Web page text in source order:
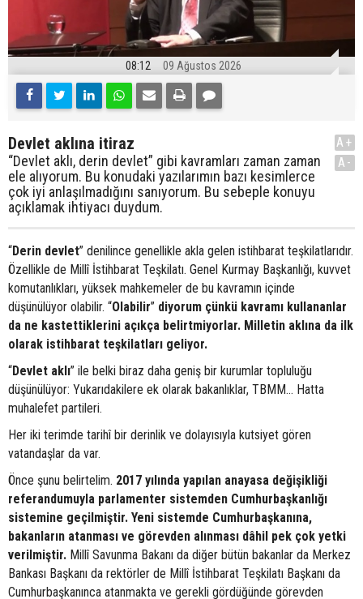
08:12 09 Ağustos 2026
Devlet aklına itiraz
“Devlet aklı, derin devlet” gibi kavramları zaman zaman
ele alıyorum. Bu konudaki yazılarımın bazı kesimlerce
çok iyi anlaşılmadığını sanıyorum. Bu sebeple konuyu
açıklamak ihtiyacı duydum.
A+
A-
“Derin devlet” denilince genellikle akla gelen istihbarat teşkilatlarıdır.
Özellikle de Millî İstihbarat Teşkilatı. Genel Kurmay Başkanlığı, kuvvet
komutanlıkları, yüksek mahkemeler de bu kavramın içinde
düşünülüyor olabilir. “Olabilir” diyorum çünkü kavramı kullananlar
da ne kastettiklerini açıkça belirtmiyorlar. Milletin aklına da ilk
olarak istihbarat teşkilatları geliyor.
“Devlet aklı” ile belki biraz daha geniş bir kurumlar topluluğu
düşünülüyor: Yukarıdakilere ek olarak bakanlıklar, TBMM… Hatta
muhalefet partileri.
Her iki terimde tarihî bir derinlik ve dolayısıyla kutsiyet gören
vatandaşlar da var.
Önce şunu belirtelim. 2017 yılında yapılan anayasa değişikliği
referandumuyla parlamenter sistemden Cumhurbaşkanlığı
sistemine geçilmiştir. Yeni sistemde Cumhurbaşkanına,
bakanların atanması ve görevden alınması dâhil pek çok yetki
verilmiştir. Millî Savunma Bakanı da diğer bütün bakanlar da Merkez
Bankası Başkanı da rektörler de Millî İstihbarat Teşkilatı Başkanı da
Cumhurbaşkanınca atanmakta ve gerekli gördüğünde görevden